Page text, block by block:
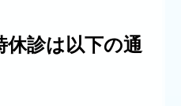
休診は以下の通